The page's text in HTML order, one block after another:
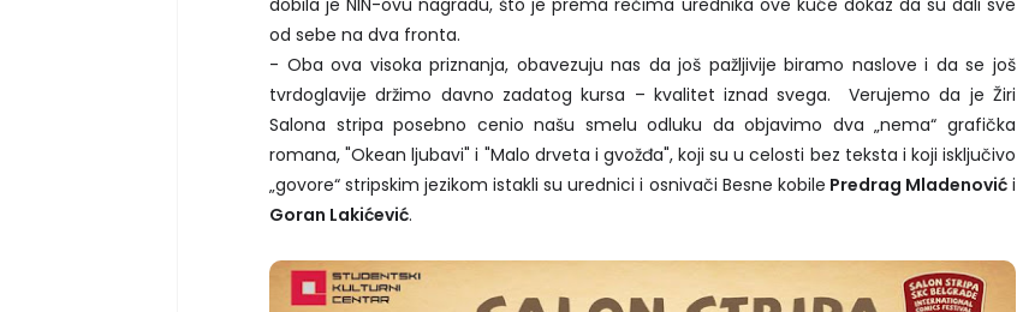
od sebe na dva fronta.
- Oba ova visoka priznanja, obavezuju nas da još pažljivije biramo naslove i da se još
tvrdoglavije držimo davno zadatog kursa – kvalitet iznad svega. Verujemo da je Žiri
Salona stripa posebno cenio našu smelu odluku da objavimo dva „nema“ grafička
romana, "Okean ljubavi" i "Malo drveta i gvožđa", koji su u celosti bez teksta i koji isključivo
„govore“ stripskim jezikom istakli su urednici i osnivači Besne kobile Predrag Mladenovići
Goran Lakićević.